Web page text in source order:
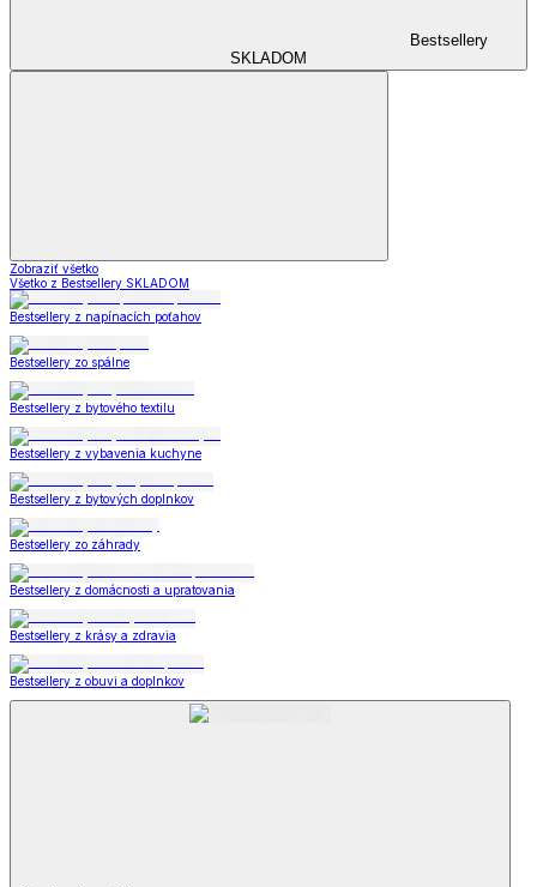
Bestsellery
SKLADOM
Zobraziť všetko
Všetko z Bestsellery SKLADOM
Bestsellery z napínacích poťahov
Bestsellery zo spálne
Bestsellery z bytového textilu
Bestsellery z vybavenia kuchyne
Bestsellery z bytových doplnkov
Bestsellery zo záhrady
Bestsellery z domácnosti a upratovania
Bestsellery z krásy a zdravia
Bestsellery z obuvi a doplnkov